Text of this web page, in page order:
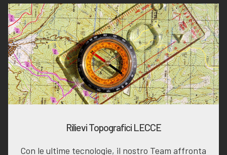
Rilievi Topografici LECCE
Con le ultime tecnologie, il nostro Team affronta